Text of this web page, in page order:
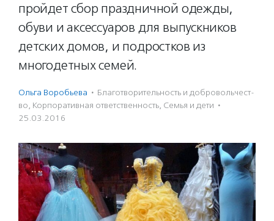
пройдет сбор праздничной одежды,
обуви и аксессуаров для выпускников
детских домов, и подростков из
многодетных семей.
Ольга Воробьева · Благотвори­тель­ность и доброволь­чест­
во, Корпоративная ответственность, Семья и дети ·
25.03.2016